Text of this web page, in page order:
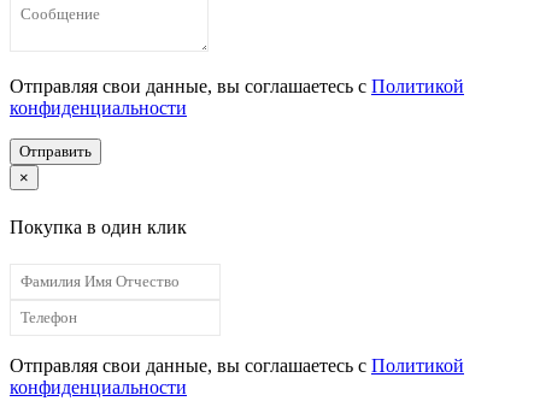
Отправляя свои данные, вы соглашаетесь с Политикой
конфиденциальности
Отправить
×
Покупка в один клик
Отправляя свои данные, вы соглашаетесь с Политикой
конфиденциальности